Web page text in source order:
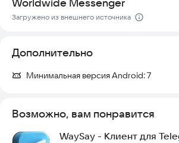
Попробуйте Bestgram прямо сейчас,
Загружено из внешнего источника
Дополнительно
Минимальная версия Android:7
Возможно, вам понравится
WaySay - Клиент для